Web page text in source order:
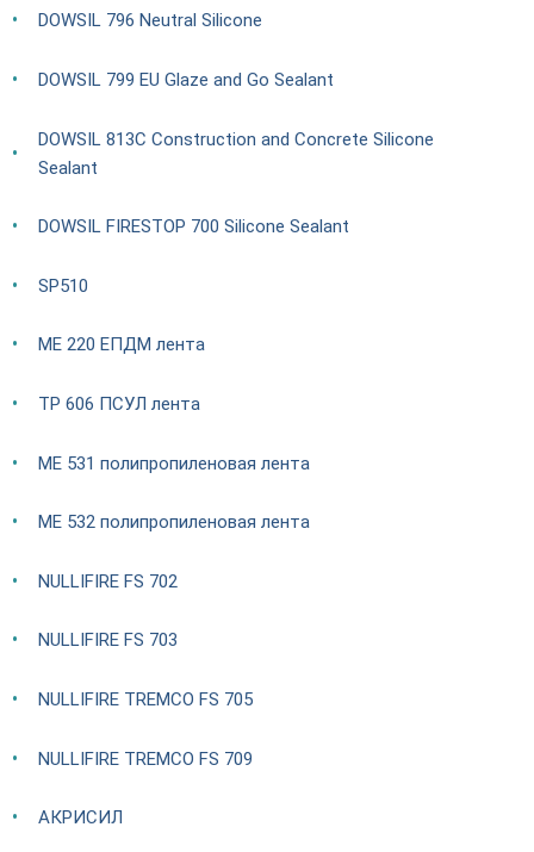
DOWSIL 796 Neutral Silicone
DOWSIL 799 EU Glaze and Go Sealant
DOWSIL 813C Construction and Concrete Silicone
Sealant
DOWSIL FIRESTOP 700 Silicone Sealant
SP510
ME 220 ЕПДМ лента
TP 606 ПСУЛ лента
ME 531 полипропиленовая лента
ME 532 полипропиленовая лента
NULLIFIRE FS 702
NULLIFIRE FS 703
NULLIFIRE TREMCO FS 705
NULLIFIRE TREMCO FS 709
АКРИСИЛ